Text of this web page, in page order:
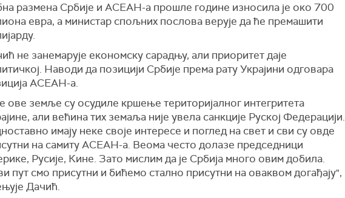
размена Србије и АСЕАН-а прошле године износила је око 700
евра, а министар спољних послова верује да ће премашити
не занемарује економску сарадњу, али приоритет даје
Наводи да позицији Србије према рату Украјини одговара
АСЕАН-а.
ове земље су осудиле кршење територијалног интегритета
али већина тих земаља није увела санкције Руској Федерацији.
имају неке своје интересе и поглед на свет и сви су овде
на самиту АСЕАН-а. Веома често долазе председници
Русије, Кине. Зато мислим да је Србија много овим добила.
пут смо присутни и бићемо стално присутни на оваквом догађају",
Дачић.